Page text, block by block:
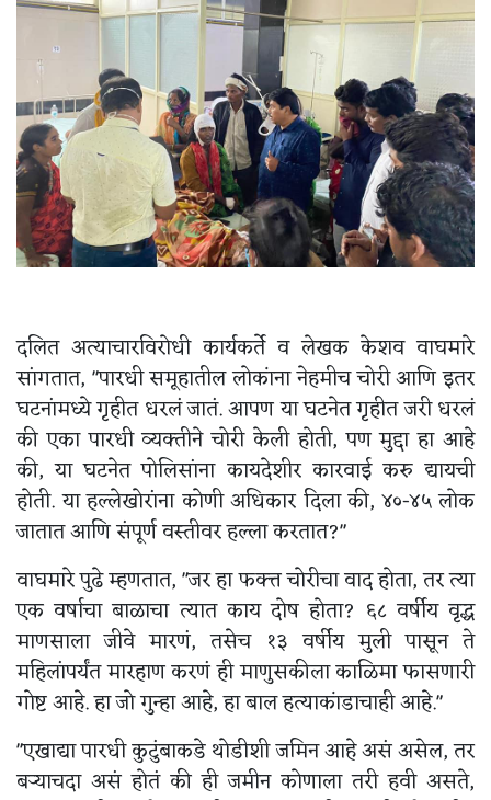
दलित अत्याचारविरोधी कार्यकर्ते व लेखक केशव वाघमारे
सांगतात, "पारधी समूहातील लोकांना नेहमीच चोरी आणि इतर
घटनांमध्ये गृहीत धरलं जातं. आपण या घटनेत गृहीत जरी धरलं
की एका पारधी व्यक्तीने चोरी केली होती, पण मुद्दा हा आहे
की, या घटनेत पोलिसांना कायदेशीर कारवाई करु द्यायची
होती. या हल्लेखोरांना कोणी अधिकार दिला की, ४०-४५ लोक
जातात आणि संपूर्ण वस्तीवर हल्ला करतात?"
वाघमारे पुढे म्हणतात, "जर हा फक्त्त चोरीचा वाद होता, तर त्या
एक वर्षाचा बाळाचा त्यात काय दोष होता? ६८ वर्षीय वृद्ध
माणसाला जीवे मारणं, तसेच १३ वर्षीय मुली पासून ते
महिलांपर्यंत मारहाण करणं ही माणुसकीला काळिमा फासणारी
गोष्ट आहे. हा जो गुन्हा आहे, हा बाल हत्याकांडाचाही आहे."
"एखाद्या पारधी कुटुंबाकडे थोडीशी जमिन आहे असं असेल, तर
बऱ्याचदा असं होतं की ही जमीन कोणाला तरी हवी असते,